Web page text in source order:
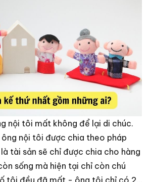
nội tôi mất không để lại di chúc.
ông nội tôi được chia theo pháp
tài sản sẽ chỉ được chia cho hàng
sống mà hiện tại chỉ còn chú
tôi đều đã mất - ông tôi chỉ có 2